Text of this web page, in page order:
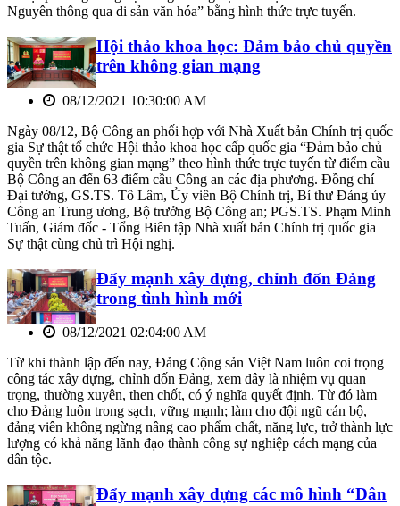
Nguyên thông qua di sản văn hóa” bằng hình thức trực tuyến.
Hội thảo khoa học: Đảm bảo chủ quyền
trên không gian mạng
08/12/2021 10:30:00 AM
Ngày 08/12, Bộ Công an phối hợp với Nhà Xuất bản Chính trị quốc
gia Sự thật tổ chức Hội thảo khoa học cấp quốc gia “Đảm bảo chủ
quyền trên không gian mạng” theo hình thức trực tuyến từ điểm cầu
Bộ Công an đến 63 điểm cầu Công an các địa phương. Đồng chí
Đại tướng, GS.TS. Tô Lâm, Ủy viên Bộ Chính trị, Bí thư Đảng ủy
Công an Trung ương, Bộ trưởng Bộ Công an; PGS.TS. Phạm Minh
Tuấn, Giám đốc - Tổng Biên tập Nhà xuất bản Chính trị quốc gia
Sự thật cùng chủ trì Hội nghị.
Đẩy mạnh xây dựng, chỉnh đốn Đảng
trong tình hình mới
08/12/2021 02:04:00 AM
Từ khi thành lập đến nay, Đảng Cộng sản Việt Nam luôn coi trọng
công tác xây dựng, chỉnh đốn Đảng, xem đây là nhiệm vụ quan
trọng, thường xuyên, then chốt, có ý nghĩa quyết định. Từ đó làm
cho Đảng luôn trong sạch, vững mạnh; làm cho đội ngũ cán bộ,
đảng viên không ngừng nâng cao phẩm chất, năng lực, trở thành lực
lượng có khả năng lãnh đạo thành công sự nghiệp cách mạng của
dân tộc.
Đẩy mạnh xây dựng các mô hình “Dân